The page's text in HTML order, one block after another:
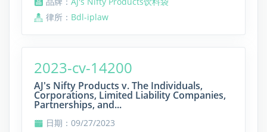
律所： Bdl-iplaw
2023-cv-14200
AJ's Nifty Products v. The Individuals,
Corporations, Limited Liability Companies,
Partnerships, and...
日期：09/27/2023